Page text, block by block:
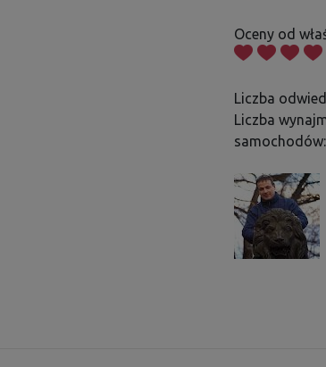
Oceny od
Liczba
Liczba
samochodów: